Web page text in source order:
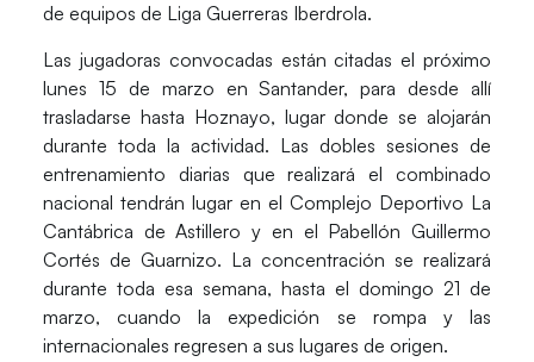
de equipos de Liga Guerreras Iberdrola.
Las jugadoras convocadas están citadas el próximo
lunes 15 de marzo en Santander, para desde allí
trasladarse hasta Hoznayo, lugar donde se alojarán
durante toda la actividad. Lasdobles sesiones de
entrenamiento diarias que realizará el combinado
nacional tendrán lugar en el Complejo Deportivo La
Cantábrica deAstillero y en el Pabellón Guillermo
Cortés de Guarnizo. La concentración se realizará
durante toda esa semana, hasta el domingo 21 de
marzo, cuando la expedición se rompa y las
internacionales regresen a sus lugares de origen.